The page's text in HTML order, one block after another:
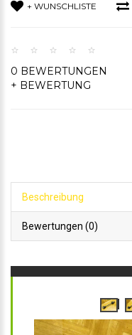
+ WUNSCHLISTE
0 BEWERTUNGEN
+ BEWERTUNG
Beschreibung
Bewertungen (0)